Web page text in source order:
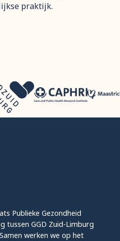
praktijk.
Publieke Gezondheid
tussen GGD Zuid-Limburg
werken we op het